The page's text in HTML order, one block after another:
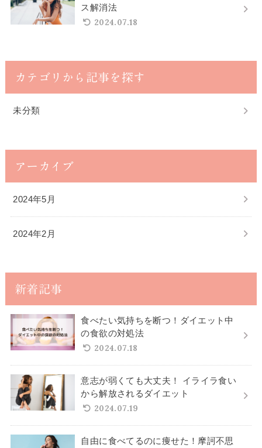
ス解消法
2024.07.18
カテゴリから記事を探す
未分類
アーカイブ
2024年5月
2024年2月
新着記事
食べたい気持ちを断つ！ダイエット中
の食欲の対処法
2024.07.18
意志が弱くても大丈夫！ イライラ食い
から解放されるダイエット
2024.07.19
自由に食べてるのに痩せた！摩訶不思